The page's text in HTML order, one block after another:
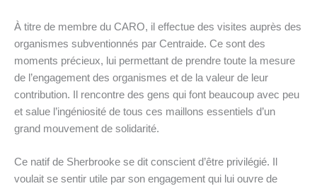
À titre de membre du CARO, il effectue des visites auprès des
organismes subventionnés par Centraide. Ce sont des
moments précieux, lui permettant de prendre toute la mesure
de l’engagement des organismes et de la valeur de leur
contribution. Il rencontre des gens qui font beaucoup avec peu
et salue l’ingéniosité de tous ces maillons essentiels d’un
grand mouvement de solidarité.
Ce natif de Sherbrooke se dit conscient d’être privilégié. Il
voulait se sentir utile par son engagement qui lui ouvre de